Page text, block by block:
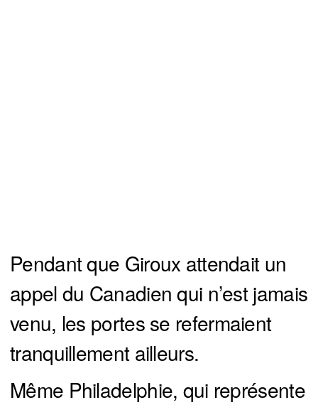
Pendant que Giroux attendait un
appel du Canadien qui n’est jamais
venu, les portes se refermaient
tranquillement ailleurs.
Même Philadelphie, qui représente